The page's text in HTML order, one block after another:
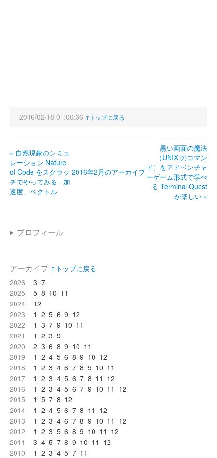
2016/02/18 01:00:36 ↑トップに戻る
« 自然現象のシミュ
レーション Nature
of Code をスクラッ
チでやってみる - 加
速度、ベクトル
2016年2月のアーカイブ
黒い画面の魔法
（UNIX のコマン
ド）をアドベンチャ
ーゲーム形式で学べ
る Terminal Quest
が楽しい »
プロフィール
アーカイブ ↑トップに戻る
2026
3 7
2025
5 8 10 11
2024
12
2023
1 2 5 6 9 12
2022
1 3 7 9 10 11
2021
1 2 3 9
2020
2 3 6 8 9 10 11
2019
1 2 4 5 6 8 9 10 12
2018
1 2 3 4 6 7 8 9 10 11
2017
1 2 3 4 5 6 7 8 11 12
2016
1 2 3 4 5 6 7 9 10 11 12
2015
1 5 7 8 12
2014
1 2 4 5 6 7 8 11 12
2013
1 2 3 4 6 7 8 9 10 11 12
2012
1 2 3 5 6 8 9 10 11 12
2011
3 4 5 7 8 9 10 11 12
2010
1 2 3 4 5 7 11